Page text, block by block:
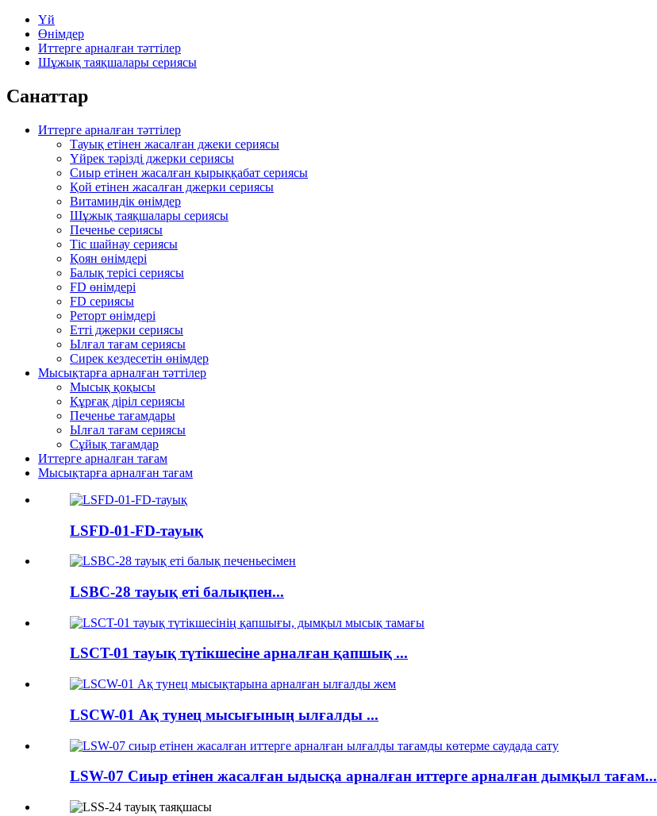
Үй
Өнімдер
Иттерге арналған тәттілер
Шұжық таяқшалары сериясы
Санаттар
Иттерге арналған тәттілер
Тауық етінен жасалған джеки сериясы
Үйрек тәрізді джерки сериясы
Сиыр етінен жасалған қырыққабат сериясы
Қой етінен жасалған джерки сериясы
Витаминдік өнімдер
Шұжық таяқшалары сериясы
Печенье сериясы
Тіс шайнау сериясы
Қоян өнімдері
Балық терісі сериясы
FD өнімдері
FD сериясы
Реторт өнімдері
Етті джерки сериясы
Ылғал тағам сериясы
Сирек кездесетін өнімдер
Мысықтарға арналған тәттілер
Мысық қоқысы
Құрғақ діріл сериясы
Печенье тағамдары
Ылғал тағам сериясы
Сұйық тағамдар
Иттерге арналған тағам
Мысықтарға арналған тағам
LSFD-01-FD-тауық
LSBC-28 тауық еті балықпен...
LSCT-01 тауық түтікшесіне арналған қапшық ...
LSCW-01 Ақ тунец мысығының ылғалды ...
LSW-07 Сиыр етінен жасалған ыдысқа арналған иттерге арналған дымқыл тағам...